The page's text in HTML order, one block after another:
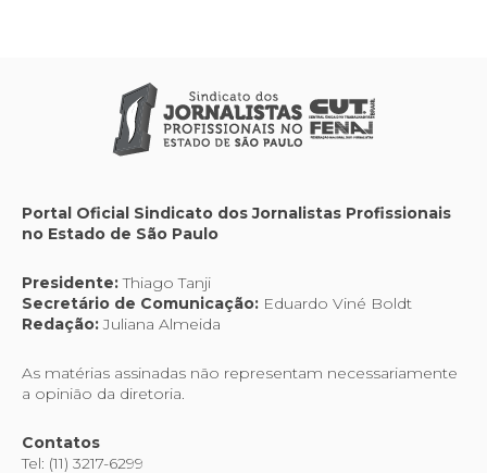
Portal Oficial Sindicato dos Jornalistas Profissionais
no Estado de São Paulo
Presidente:Thiago Tanji
Secretário de Comunicação: Eduardo Viné Boldt
Redação:Juliana Almeida
As matérias assinadas não representam necessariamente
a opinião da diretoria.
Contatos
Tel: (11) 3217-6299